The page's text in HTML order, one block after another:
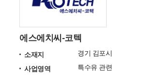
에스에치씨-코텍
소재지
경기 김포시
사업영역
특수유 관련